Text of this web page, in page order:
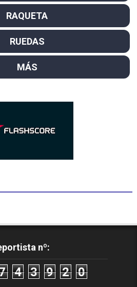
RAQUETA
RUEDAS
MÁS
nº:
4 3 9 2 0